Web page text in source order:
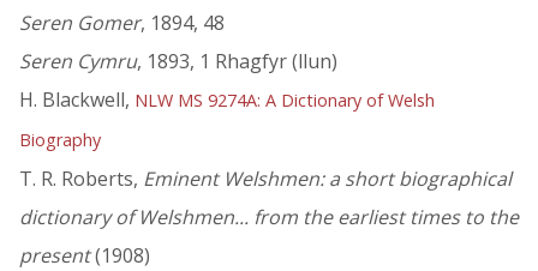
Seren Gomer, 1894, 48
Seren Cymru, 1893, 1 Rhagfyr (llun)
H. Blackwell, NLW MS 9274A: A Dictionary of Welsh
Biography
T. R. Roberts, Eminent Welshmen: a short biographical
dictionary of Welshmen... from the earliest times to the
present(1908)